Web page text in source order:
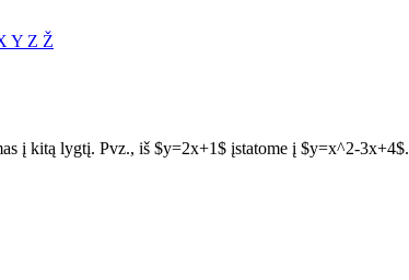
Y Z Ž
į kitą lygtį. Pvz., iš $y=2x+1$ įstatome į $y=x^2-3x+4$.